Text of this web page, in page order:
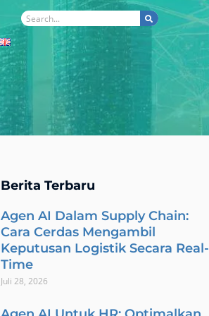
Search
Berita Terbaru
Agen AI Dalam Supply Chain:
Cara Cerdas Mengambil
Keputusan Logistik Secara Real-
Time
Juli 28, 2026